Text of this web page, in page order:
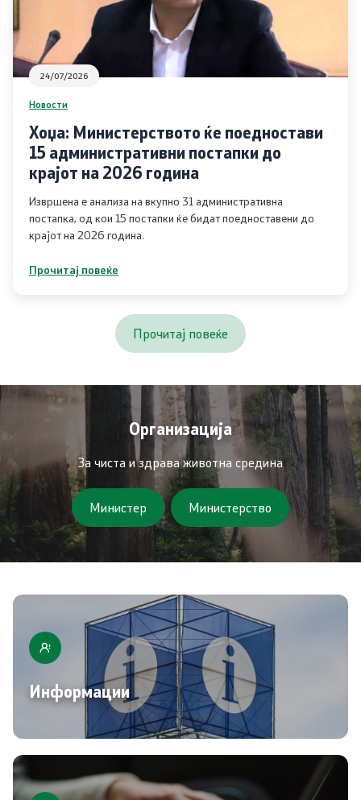
Природа
Воздух
Отпад
Почва
Испити
Жиро сметки - Отпад
Објави
Јавни огласи
Завршени јавни огласи
Конкурси
Завршени конкурси
Изјава за пристапност
Со еден клик до сите услуги
24/07/2026
Новости
Хоџа: Министерството ќе поедностави
15 административни постапки до
крајот на 2026 година
Извршена е анализа на вкупно 31 административна
постапка, од кои 15 постапки ќе бидат поедноставени до
крајот на 2026 година.
Прочитај повеќе
Прочитај повеќе
Организација
За чиста и здрава животна средина
Министер Министерство
Информации